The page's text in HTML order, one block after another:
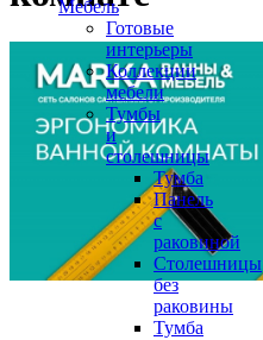
Мебель
Готовые
интерьеры
Коллекции
мебели
Тумбы
и
столешницы
Тумба
Панель
с
раковиной
Столешницы
без
раковины
Тумба